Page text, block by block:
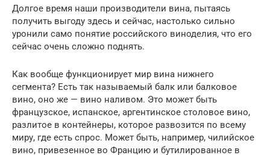
Долгое время наши производители вина, пытаясь
получить выгоду здесь и сейчас, настолько сильно
уронили само понятие российского виноделия, что его
сейчас очень сложно поднять.
Как вообще функционирует мир вина нижнего
сегмента? Есть так называемый балк или балковое
вино, оно же — вино наливом. Это может быть
французское, испанское, аргентинское столовое вино,
разлитое в контейнеры, которое развозится по всему
миру, где есть спрос. Может быть, например, чилийское
вино, привезенное во Францию и бутилированное в